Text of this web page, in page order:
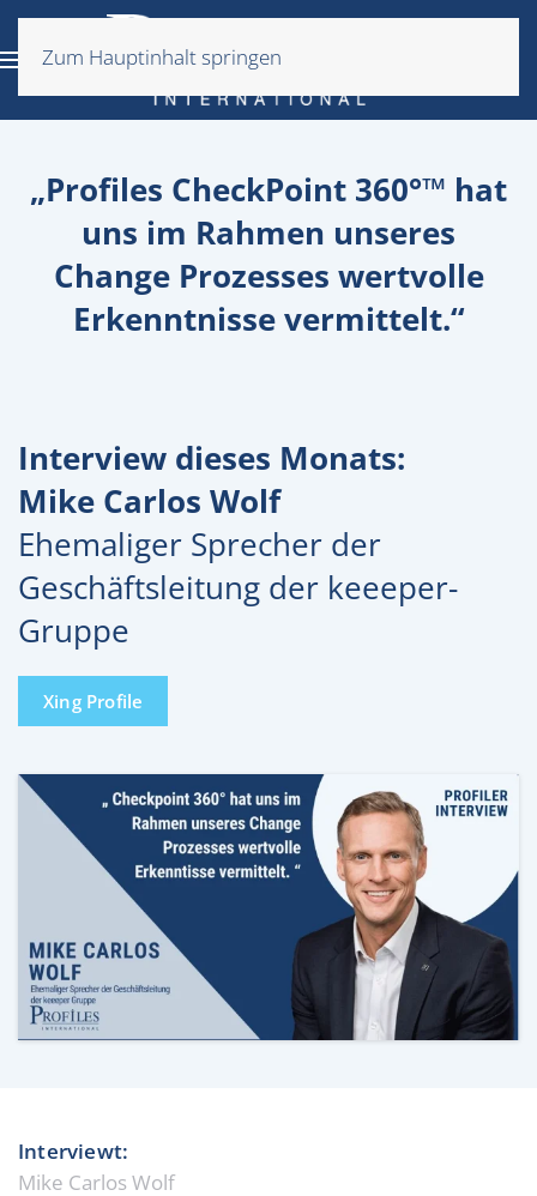
Zum Hauptinhalt springen
„Profiles CheckPoint 360°™ hat
uns im Rahmen unseres
Change Prozesses wertvolle
Erkenntnisse vermittelt.“
Interview dieses Monats:
Mike Carlos Wolf
Ehemaliger Sprecher der
Geschäftsleitung der keeeper-
Gruppe
Xing Profile
Interviewt:
Mike Carlos Wolf